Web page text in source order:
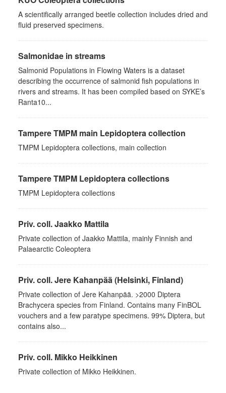
A scientifically arranged beetle collection includes dried and
fluid preserved specimens.
Salmonidae in streams
Salmonid Populations in Flowing Waters is a dataset
describing the occurrence of salmonid fish populations in
rivers and streams. It has been compiled based on SYKE’s
Ranta10...
Tampere TMPM main Lepidoptera collection
TMPM Lepidoptera collections, main collection
Tampere TMPM Lepidoptera collections
TMPM Lepidoptera collections
Priv. coll. Jaakko Mattila
Private collection of Jaakko Mattila, mainly Finnish and
Palaearctic Coleoptera
Priv. coll. Jere Kahanpää (Helsinki, Finland)
Private collection of Jere Kahanpää. >2000 Diptera
Brachycera species from Finland. Contains many FinBOL
vouchers and a few paratype specimens. 99% Diptera, but
contains also...
Priv. coll. Mikko Heikkinen
Private collection of Mikko Heikkinen.